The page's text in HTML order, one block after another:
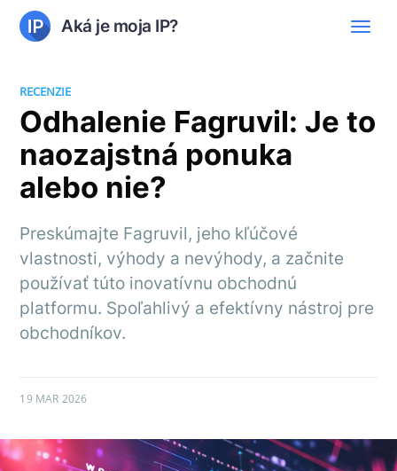
Aká je moja IP?
RECENZIE
Odhalenie Fagruvil: Je to
naozajstná ponuka
alebo nie?
Preskúmajte Fagruvil, jeho kľúčové
vlastnosti, výhody a nevýhody, a začnite
používať túto inovatívnu obchodnú
platformu. Spoľahlivý a efektívny nástroj pre
obchodníkov.
19 MAR 2026